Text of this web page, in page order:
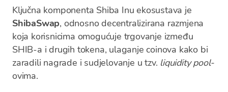
Ključna komponenta Shiba Inu ekosustava je
ShibaSwap, odnosno decentralizirana razmjena
koja korisnicima omogućuje trgovanje između
SHIB-a i drugih tokena, ulaganje coinova kako bi
zaradili nagrade i sudjelovanje u tzv. liquidity pool-
ovima.